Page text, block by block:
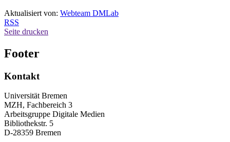
Aktualisiert von: Webteam DMLab
RSS
Seite drucken
Footer
Kontakt
Universität Bremen
MZH, Fachbereich 3
Arbeitsgruppe Digitale Medien
Bibliothekstr. 5
D-28359 Bremen